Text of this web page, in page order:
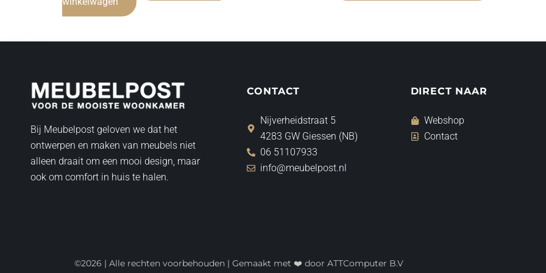
Bij Meubelpost geloven we dat het
ontwerpen en maken van meubels niet
alleen draait om een mooi design, maar
ook om comfort in huis te halen.
CONTACT
Nijverheidstraat 5
4283 GW Giessen (NB)
06 51107933
info@meubelpost.nl
DIRECT NAAR
Webshop
Contact
©2026 | Alle rechten voorbehouden | Gemaakt met ❤️ door ATTComputer B.V